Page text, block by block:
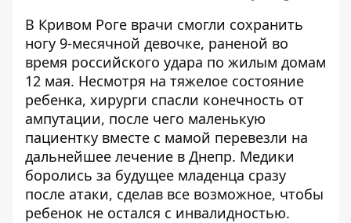
В Кривом Роге врачи смогли сохранить
ногу 9-месячной девочке, раненой во
время российского удара по жилым домам
12 мая. Несмотря на тяжелое состояние
ребенка, хирурги спасли конечность от
ампутации, после чего маленькую
пациентку вместе с мамой перевезли на
дальнейшее лечение в Днепр. Медики
боролись за будущее младенца сразу
после атаки, сделав все возможное, чтобы
ребенок не остался с инвалидностью.